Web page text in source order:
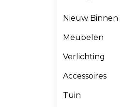
Nieuw Binnen
Meubelen
Verlichting
Accessoires
Tuin